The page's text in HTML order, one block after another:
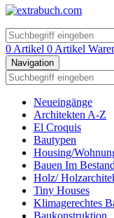
0 Artikel 0 Artikel
Navigation
Neueingänge
Architekten A-Z
El Croquis
Bautypen
Housing/
Bauen Im Bestand
Holz/
Tiny Houses
Klimagerechtes
Baukonstruktion